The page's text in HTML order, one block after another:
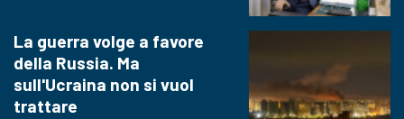
La guerra volge a favore
della Russia. Ma
sull'Ucraina non si vuol
trattare